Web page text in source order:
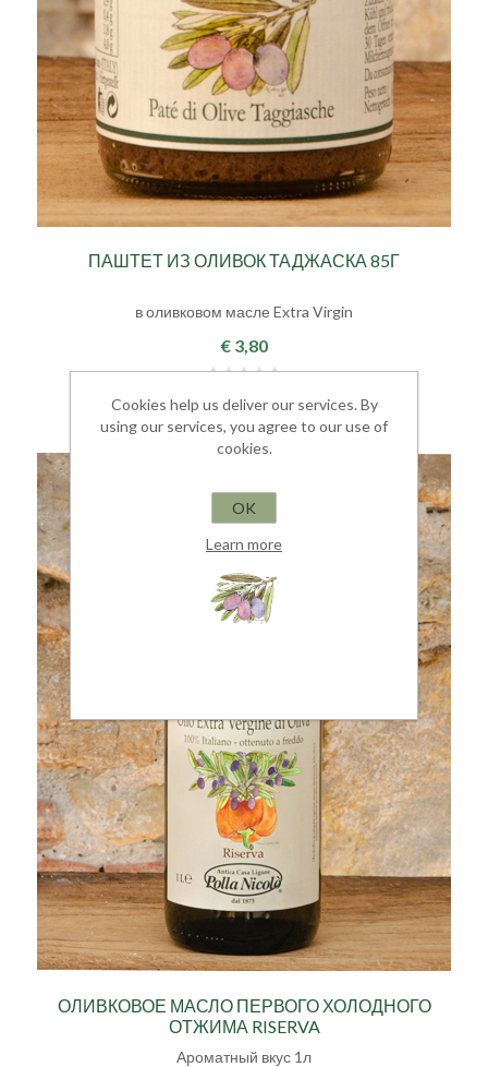
ПАШТЕТ ИЗ ОЛИВОК ТАДЖАСКА 85Г
в оливковом масле Extra Virgin
€ 3,80
ОЛИВКОВОЕ МАСЛО ПЕРВОГО ХОЛОДНОГО
ОТЖИМА RISERVA
Ароматный вкус 1л
Cookies help us deliver our services. By
using our services, you agree to our use of
cookies.
OK
Learn more